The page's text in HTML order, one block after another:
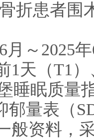
折患者围
月～2025
1天（T1
睡眠质量
郁量表（
般资料，